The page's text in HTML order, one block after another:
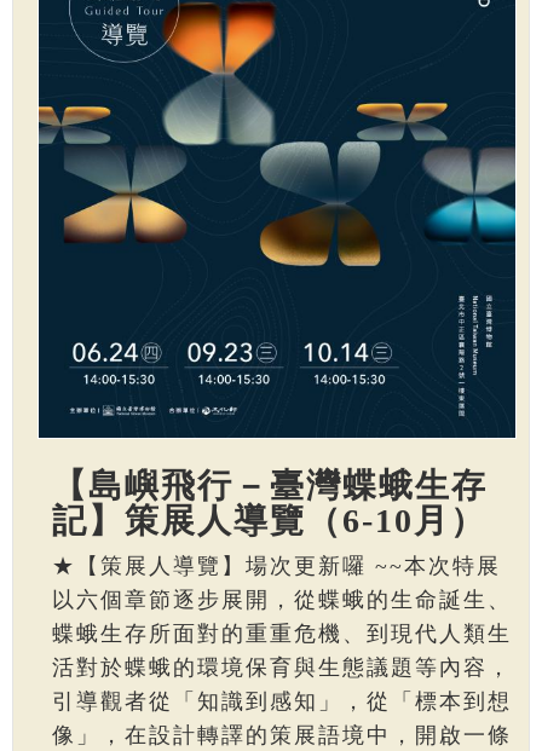
【島嶼飛行－臺灣蝶蛾生存
記】策展人導覽（6-10月）
★【策展人導覽】場次更新囉 ~~本次特展
以六個章節逐步展開，從蝶蛾的生命誕生、
蝶蛾生存所面對的重重危機、到現代人類生
活對於蝶蛾的環境保育與生態議題等內容，
引導觀者從「知識到感知」，從「標本到想
像」，在設計轉譯的策展語境中，開啟一條